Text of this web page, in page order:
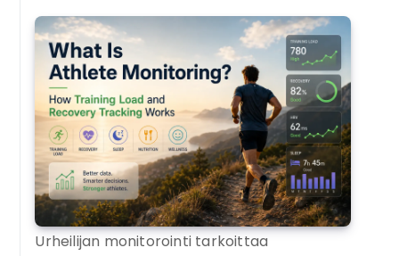
Urheilijan monitorointi tarkoittaa